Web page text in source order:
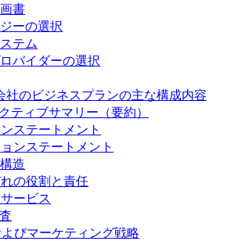
書
ーの選択
テム
バイダーの選択
社のビジネスプランの主な構成内容
ティブサマリー（要約）
ステートメント
ンステートメント
造
の役割と責任
ービス
びマーケティング戦略